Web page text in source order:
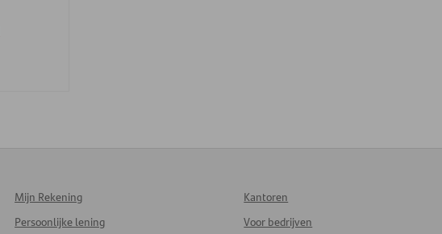
Mijn Rekening
Persoonlijke lening
Kantoren
Voor bedrijven